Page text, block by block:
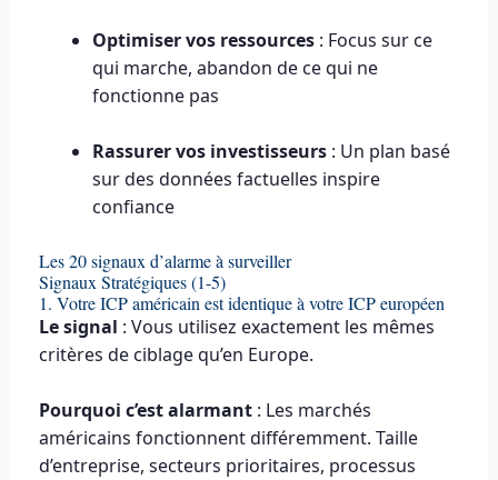
Optimiser vos ressources: Focus sur ce
qui marche, abandon de ce qui ne
fonctionne pas
Rassurer vos investisseurs: Un plan basé
sur des données factuelles inspire
confiance
Les 20 signaux d’alarme à surveiller
Signaux Stratégiques (1-5)
1. Votre ICP américain est identique à votre ICP européen
Le signal : Vous utilisez exactement les mêmes
critères de ciblage qu’en Europe.
Pourquoi c’est alarmant : Les marchés
américains fonctionnent différemment. Taille
d’entreprise, secteurs prioritaires, processus